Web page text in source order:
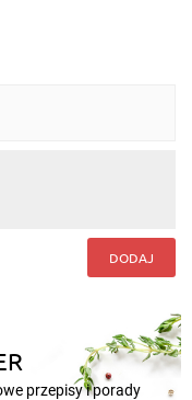
DODAJ
przepisy i porady